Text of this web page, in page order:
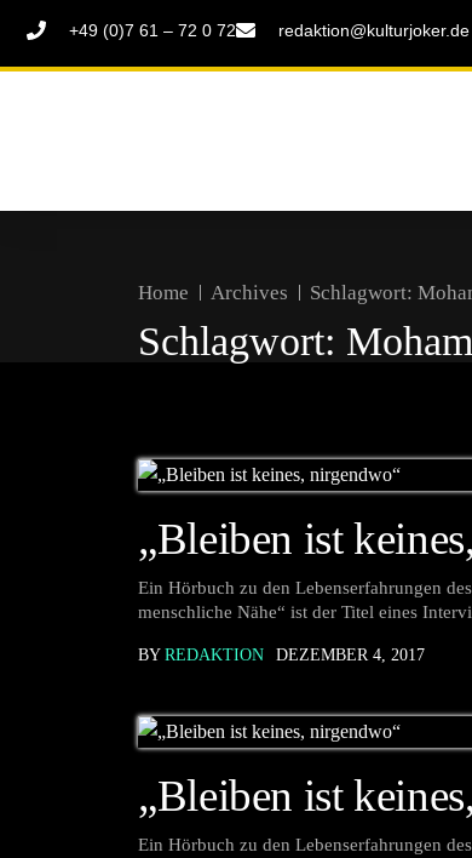
+49 (0)7 61 – 72 0 72 redaktion@kulturjoker.de
Home Archives Schlagwort:
Schlagwort:
„Bleiben ist
Ein Hörbuch zu den Lebenserfahrungen
menschliche Nähe“ ist der Titel eines
BY REDAKTION DEZEMBER 4, 2017
„Bleiben ist
Ein Hörbuch zu den Lebenserfahrungen